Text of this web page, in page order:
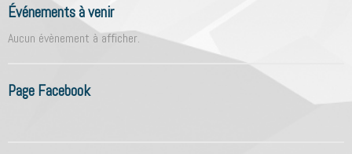
Événements à venir
Aucun évènement à afficher.
Page Facebook